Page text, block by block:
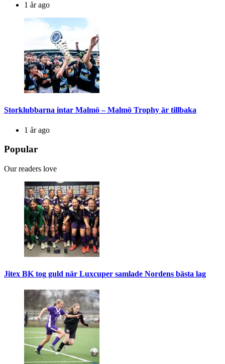
1 år ago
Storklubbarna intar Malmö – Malmö Trophy är tillbaka
1 år ago
Popular
Our readers love
Jitex BK tog guld när Luxcuper samlade Nordens bästa lag